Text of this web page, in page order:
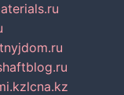
lcna.kz